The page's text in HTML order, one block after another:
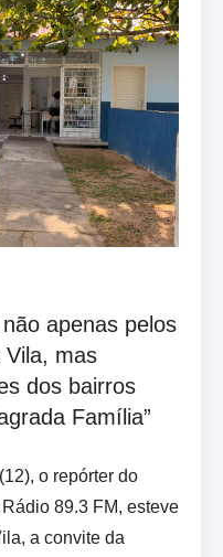
apenas pelos
Vila, mas
dos bairros
Família”
o repórter do
89.3 FM, esteve
a convite da